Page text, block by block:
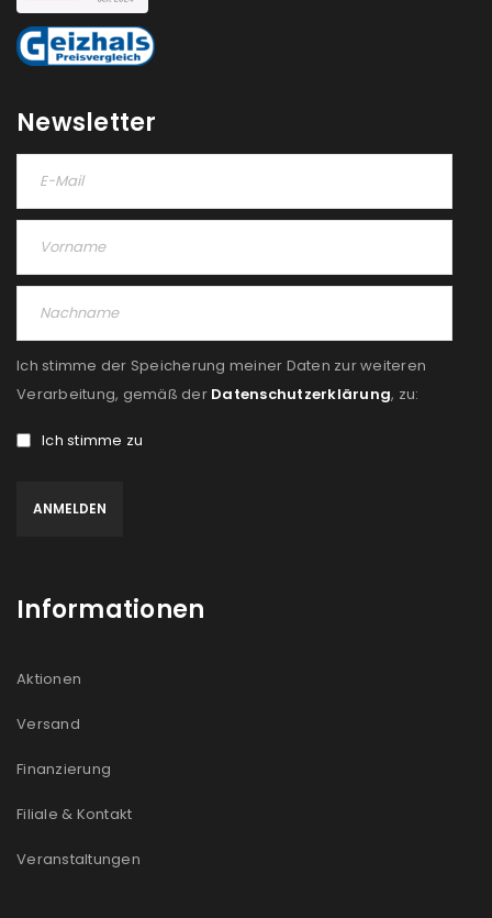
Newsletter
Ich stimme der Speicherung meiner Daten zur weiteren
Verarbeitung, gemäß der Datenschutzerklärung, zu:
Ich stimme zu
Informationen
Aktionen
Versand
Finanzierung
Filiale & Kontakt
Veranstaltungen